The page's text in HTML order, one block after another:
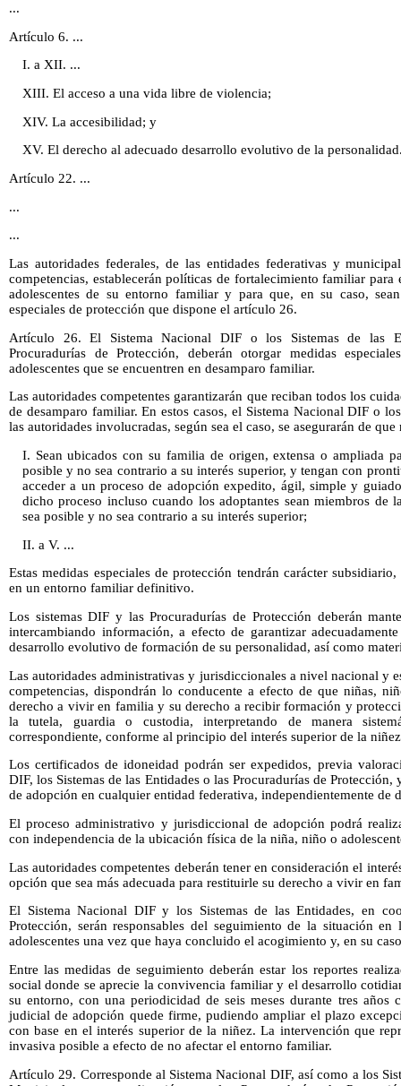
...
Artículo 6. ...
I. a XII. ...
XIII. El acceso a una vida libre de violencia;
XIV. La accesibilidad; y
XV. El derecho al adecuado desarrollo evolutivo de la
Artículo 22. ...
...
...
Las autoridades federales, de las entidades federativas y
competencias, establecerán políticas de fortalecimiento familiar
adolescentes de su entorno familiar y para que, en su caso,
especiales de protección que dispone el artículo 26.
Artículo 26. El Sistema Nacional DIF o los Sistemas de las
Procuradurías de Protección, deberán otorgar medidas
adolescentes que se encuentren en desamparo familiar.
Las autoridades competentes garantizarán que reciban todos los
de desamparo familiar. En estos casos, el Sistema Nacional DIF o
las autoridades involucradas, según sea el caso, se asegurarán de
I. Sean ubicados con su familia de origen, extensa o ampliada
posible y no sea contrario a su interés superior, y tengan con
acceder a un proceso de adopción expedito, ágil, simple y
dicho proceso incluso cuando los adoptantes sean miembros de
sea posible y no sea contrario a su interés superior;
II. a V. ...
Estas medidas especiales de protección tendrán carácter
en un entorno familiar definitivo.
Los sistemas DIF y las Procuradurías de Protección deberán
intercambiando información, a efecto de garantizar
desarrollo evolutivo de formación de su personalidad, así como
Las autoridades administrativas y jurisdiccionales a nivel nacional y
competencias, dispondrán lo conducente a efecto de que niñas,
derecho a vivir en familia y su derecho a recibir formación y
la tutela, guardia o custodia, interpretando de manera
correspondiente, conforme al principio del interés superior de la
Los certificados de idoneidad podrán ser expedidos, previa
DIF, los Sistemas de las Entidades o las Procuradurías de
de adopción en cualquier entidad federativa, independientemente de
El proceso administrativo y jurisdiccional de adopción podrá
con independencia de la ubicación física de la niña, niño o
Las autoridades competentes deberán tener en consideración el
opción que sea más adecuada para restituirle su derecho a vivir en
El Sistema Nacional DIF y los Sistemas de las Entidades, en
Protección, serán responsables del seguimiento de la situación
adolescentes una vez que haya concluido el acogimiento y, en su
Entre las medidas de seguimiento deberán estar los reportes
social donde se aprecie la convivencia familiar y el desarrollo
su entorno, con una periodicidad de seis meses durante tres años
judicial de adopción quede firme, pudiendo ampliar el plazo
con base en el interés superior de la niñez. La intervención que
invasiva posible a efecto de no afectar el entorno familiar.
Artículo 29. Corresponde al Sistema Nacional DIF, así como a los